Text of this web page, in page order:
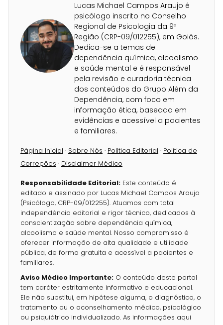
Lucas Michael Campos Araujo é
psicólogo inscrito no Conselho
Regional de Psicologia da 9ª
Região (CRP-09/012255), em Goiás.
Dedica-se a temas de
dependência química, alcoolismo
e saúde mental e é responsável
pela revisão e curadoria técnica
dos conteúdos do Grupo Além da
Dependência, com foco em
informação ética, baseada em
evidências e acessível a pacientes
e familiares.
Página Inicial · Sobre Nós · Política Editorial · Política de
Correções · Disclaimer Médico
Responsabilidade Editorial: Este conteúdo é
editado e assinado por Lucas Michael Campos Araujo
(Psicólogo, CRP-09/012255). Atuamos com total
independência editorial e rigor técnico, dedicados à
conscientização sobre dependência química,
alcoolismo e saúde mental. Nosso compromisso é
oferecer informação de alta qualidade e utilidade
pública, de forma gratuita e acessível a pacientes e
familiares.
Aviso Médico Importante: O conteúdo deste portal
tem caráter estritamente informativo e educacional.
Ele não substitui, em hipótese alguma, o diagnóstico, o
tratamento ou o aconselhamento médico, psicológico
ou psiquiátrico individualizado. As informações aqui